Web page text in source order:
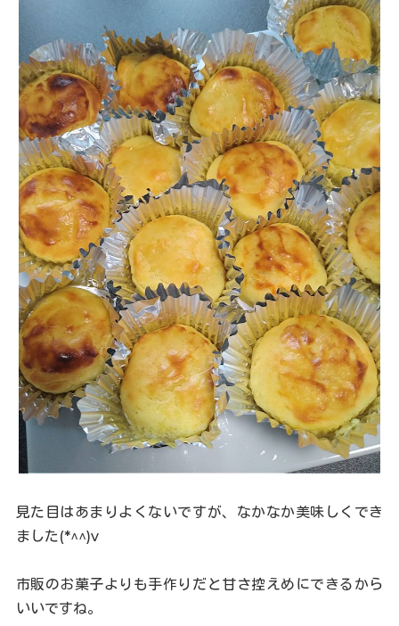
見た目はあまりよくないですが、なかなか美味しくでき
ました(*^^)v
市販のお菓子よりも手作りだと甘さ控えめにできるから
いいですね。